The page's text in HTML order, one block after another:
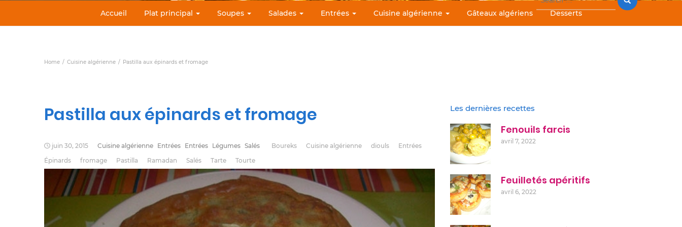
Accueil Plat principal Soupes Salades Entrées Cuisine algérienne Gâteaux algériens Desserts
Home Cuisine algérienne Pastilla aux épinards et fromage
Pastilla aux épinards et fromage
juin 30, 2015 Cuisine algérienne Entrées Entrées Légumes Salés Boureks Cuisine algérienne diouls
Entrées
Épinards
fromage Pastilla Ramadan Salés Tarte Tourte
Les dernières recettes
Fenouils farcis
avril 7, 2022
Feuilletés apéritifs
avril 6, 2022